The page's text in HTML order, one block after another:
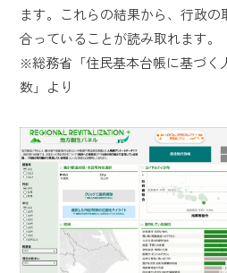
ます。これらの結果から、行政
合っていることが読み取れます。
※総務省「住民基本台帳に基づく
数」より